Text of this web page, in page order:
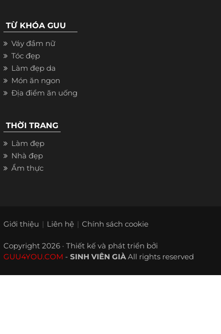
TỪ KHÓA GUU
Váy đầm nữ
Tóc đẹp
Làm đẹp da
Món ăn ngon
Địa điểm ăn uống
THỜI TRANG
Làm đẹp
Nhà đẹp
Ẩm thực
Giới thiệu Liên hệ Chính sách cookie
Copyright 2026 · Thiết kế và phát triển bởi
GUU4YOU.COM - SINH VIÊN GIÀ All rights reserved